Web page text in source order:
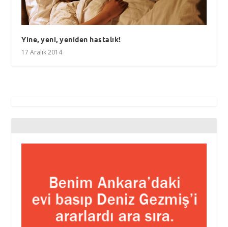
Yine, yeni, yeniden hastalık!
17 Aralık 2014